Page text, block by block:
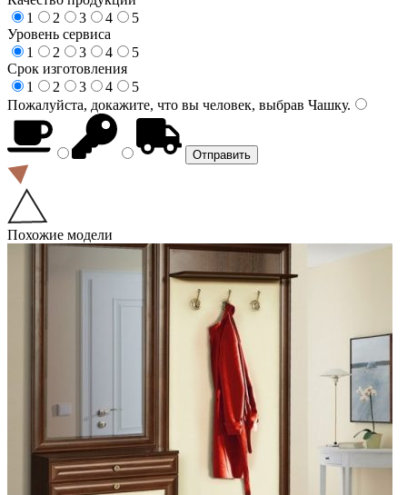
1
2 3 4
5
Уровень сервиса
1
2 3 4
5
Срок изготовления
1
2 3 4
5
Пожалуйста, докажите, что вы человек, выбрав Чашку.
Похожие модели